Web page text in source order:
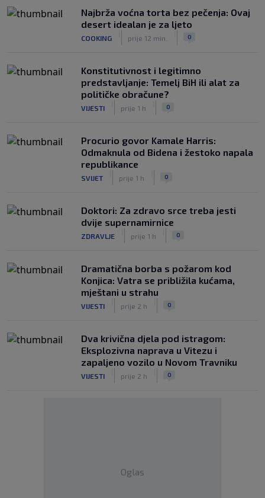
Najbrža voćna torta bez pečenja: Ovaj
desert idealan je za ljeto
COOKING prije 12 min. 0
Konstitutivnost i legitimno
predstavljanje: Temelj BiH ili alat za
političke obračune?
VIJESTI prije 1 h 0
Procurio govor Kamale Harris:
Odmaknula od Bidena i žestoko napala
republikance
SVIJET prije 1 h 0
Doktori: Za zdravo srce treba jesti
dvije supernamirnice
ZDRAVLJE prije 1 h 0
Dramatična borba s požarom kod
Konjica: Vatra se približila kućama,
mještani u strahu
VIJESTI prije 2 h 0
Dva krivična djela pod istragom:
Eksplozivna naprava u Vitezu i
zapaljeno vozilo u Novom Travniku
VIJESTI prije 2 h 0
Oglas